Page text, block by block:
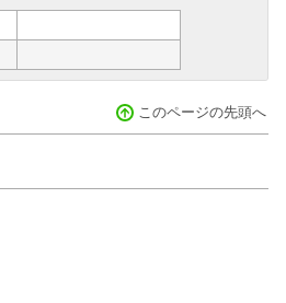
このページの先頭へ